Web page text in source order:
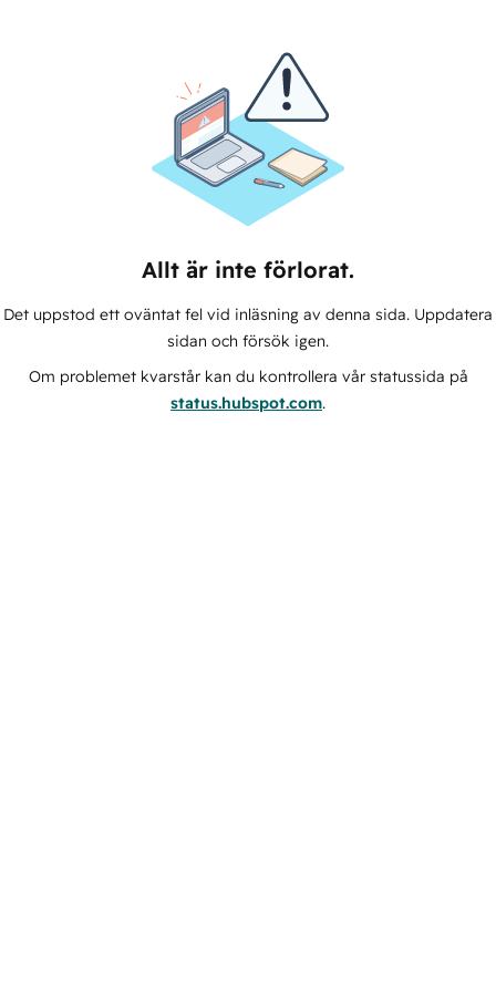
Allt är inte förlorat.
Det uppstod ett oväntat fel vid inläsning av denna sida. Uppdatera
sidan och försök igen.
Om problemet kvarstår kan du kontrollera vår statussida på
status.hubspot.com.